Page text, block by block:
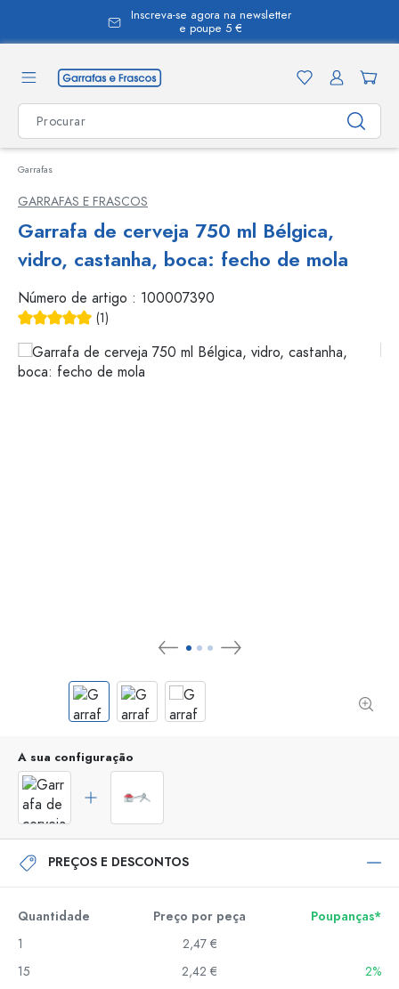
Inscreva-se agora na newsletter
e poupe 5 €
Garrafas
GARRAFAS E FRASCOS
Garrafa de cerveja 750 ml Bélgica,
vidro, castanha, boca: fecho de mola
Número de artigo : 100007390
(1)
A sua configuração
PREÇOS E DESCONTOS
Quantidade Preço por peça
Poupanças*
1
2,47 €
15
2,42 €
2%